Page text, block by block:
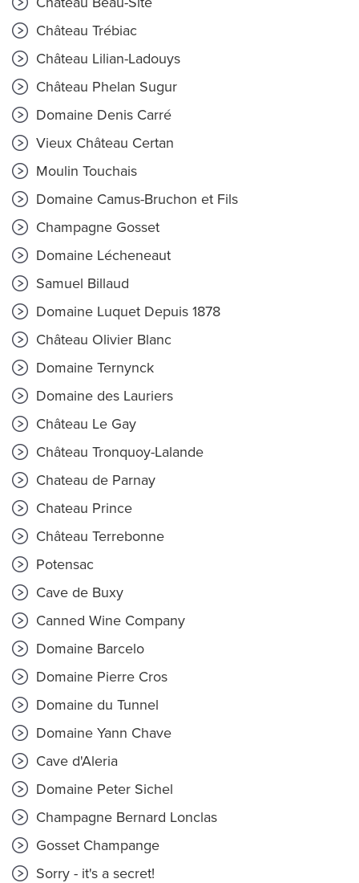
Château Trébiac
Château Lilian-Ladouys
Château Phelan Sugur
Domaine Denis Carré
Vieux Château Certan
Moulin Touchais
Domaine Camus-Bruchon et Fils
Champagne Gosset
Domaine Lécheneaut
Samuel Billaud
Domaine Luquet Depuis 1878
Château Olivier Blanc
Domaine Ternynck
Domaine des Lauriers
Château Le Gay
Château Tronquoy-Lalande
Chateau de Parnay
Chateau Prince
Château Terrebonne
Potensac
Cave de Buxy
Canned Wine Company
Domaine Barcelo
Domaine Pierre Cros
Domaine du Tunnel
Domaine Yann Chave
Cave d'Aleria
Domaine Peter Sichel
Champagne Bernard Lonclas
Gosset Champange
Sorry - it's a secret!